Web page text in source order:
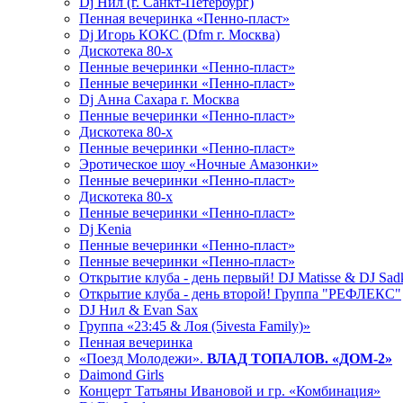
Пенная вечеринка «Пенно-пласт»
Dj Игорь КОКС (Dfm г. Москва)
Дискотека 80-х
Пенные вечеринки «Пенно-пласт»
Пенные вечеринки «Пенно-пласт»
Dj Анна Сахара г. Москва
Пенные вечеринки «Пенно-пласт»
Дискотека 80-х
Пенные вечеринки «Пенно-пласт»
Эротическое шоу «Ночные Амазонки»
Пенные вечеринки «Пенно-пласт»
Дискотека 80-х
Пенные вечеринки «Пенно-пласт»
Dj Kenia
Пенные вечеринки «Пенно-пласт»
Пенные вечеринки «Пенно-пласт»
Открытие клуба - день первый! DJ Matisse & DJ
Открытие клуба - день второй! Группа "РЕФЛЕКС"
DJ Нил & Evan Sax
Группа «23:45 & Лоя (5ivesta Family)»
Пенная вечеринка
«Поезд Молодежи». ВЛАД ТОПАЛОВ. «ДОМ-2»
Daimond Girls
Концерт Татьяны Ивановой и гр. «Комбинация»